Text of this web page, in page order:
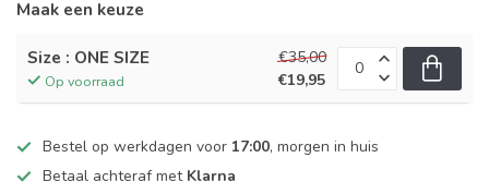
Maak een keuze
Size : ONE SIZE
Op voorraad
€35,00
€19,95
Bestel op werkdagen voor 17:00, morgen in huis
Betaal achteraf met Klarna